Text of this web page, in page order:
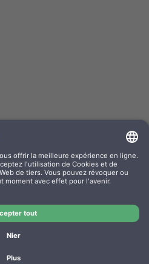
noir VE = 2 St.
VE = 2 St.